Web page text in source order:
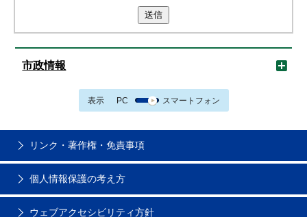
送信
市政情報
表示 PC スマートフォン
リンク・著作権・免責事項
個人情報保護の考え方
ウェブアクセシビリティ方針